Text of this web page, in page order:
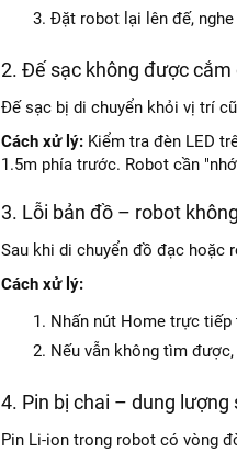
Đặt robot lại lên đế,
2. Đế sạc không được
Đế sạc bị di chuyển khỏi vị trí
Cách xử lý:Kiểm tra đèn LED
1.5m phía trước. Robot cần
3. Lỗi bản đồ – robot
Sau khi di chuyển đồ đạc hoặc
Cách xử lý:
Nhấn nút Home trực
Nếu vẫn không tìm
4. Pin bị chai – dung lượng
Pin Li-ion trong robot có vòng